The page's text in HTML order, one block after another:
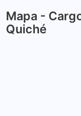
Mapa -
Quiché